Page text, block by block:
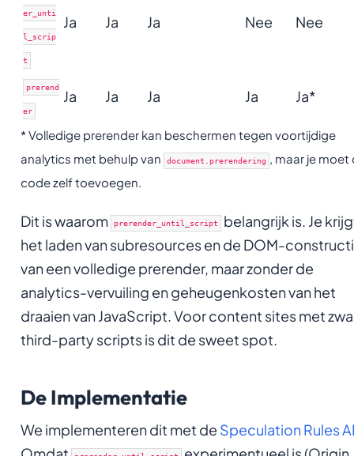
er_unti
l_scrip
t
Ja Ja Ja Nee Nee
prerend
er
Ja Ja Ja Ja Ja*
* Volledige prerender kan beschermen tegen voortijdige
analytics met behulp van
document.prerendering , maar je moet
code zelf toevoegen.
Dit is waarom prerender_until_script belangrijk is. Je
het laden van subresources en de DOM-
van een volledige prerender, maar zonder de
analytics-vervuiling en geheugenkosten van het
draaien van JavaScript. Voor content sites met
third-party scripts is dit de sweet spot.
De Implementatie
We implementeren dit met de Speculation Rules